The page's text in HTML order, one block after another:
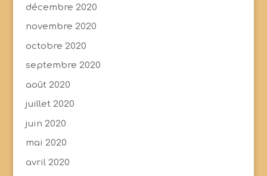
décembre 2020
novembre 2020
octobre 2020
septembre 2020
août 2020
juillet 2020
juin 2020
mai 2020
avril 2020